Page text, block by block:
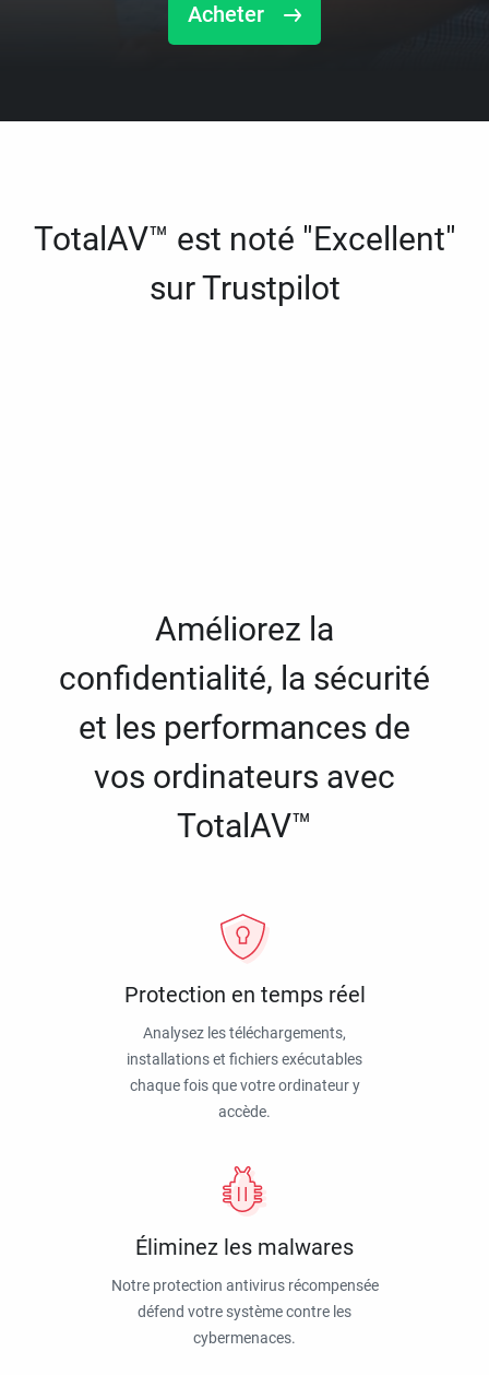
Acheter
TotalAV™ est noté "Excellent"
sur Trustpilot
Améliorez la
confidentialité, la sécurité
et les performances de
vos ordinateurs avec
TotalAV™
Protection en temps réel
Analysez les téléchargements,
installations et fichiers exécutables
chaque fois que votre ordinateur y
accède.
Éliminez les malwares
Notre protection antivirus récompensée
défend votre système contre les
cybermenaces.